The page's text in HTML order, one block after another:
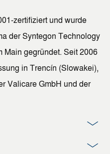
zertifiziert und wurde
der Syntegon Technology
Main gegründet. Seit 2006
in Trencín (Slowakei),
Valicare GmbH und der